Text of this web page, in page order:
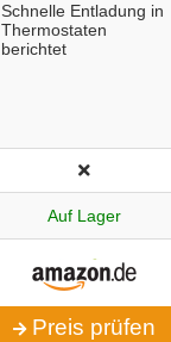
Schnelle Entladung in
Thermostaten
berichtet
Auf Lager
Preis prüfen